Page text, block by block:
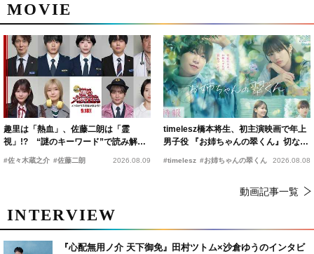
MOVIE
趣里は「熱血」、佐藤二朗は「霊
視」!? “謎のキーワード”で読み解く
『踊る大捜査線 N.E.W.』新メンバー
#佐々木蔵之介 #佐藤二朗 2026.08.09
timelesz橋本将生、初主演映画で年上
男子役 『お姉ちゃんの翠くん』切ない
恋の幕開けを予感
#timelesz #お姉ちゃんの翠くん 2026.08.08
動画記事一覧
INTERVIEW
『心配無用ノ介 天下御免』田村ツトム×沙倉ゆうのインタビ